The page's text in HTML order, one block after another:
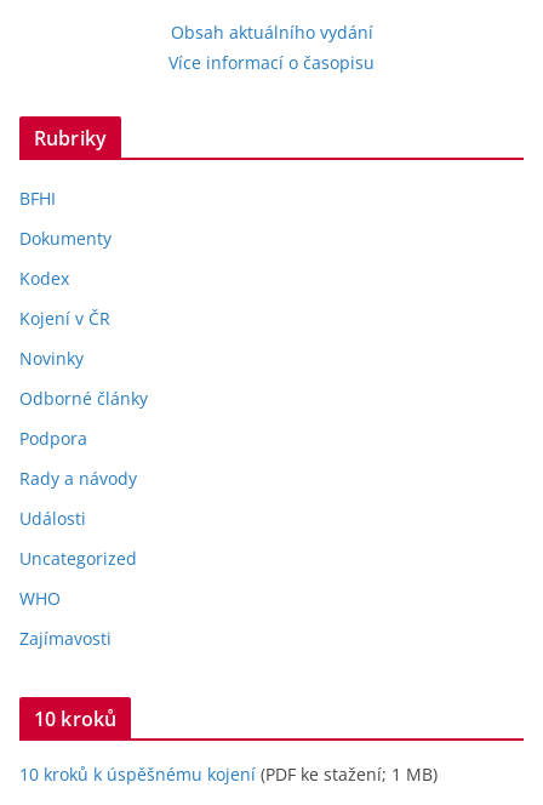
Obsah aktuálního vydání
Více informací o časopisu
Rubriky
BFHI
Dokumenty
Kodex
Kojení v ČR
Novinky
Odborné články
Podpora
Rady a návody
Události
Uncategorized
WHO
Zajímavosti
10 kroků
10 kroků k úspěšnému kojení (PDF ke stažení; 1 MB)